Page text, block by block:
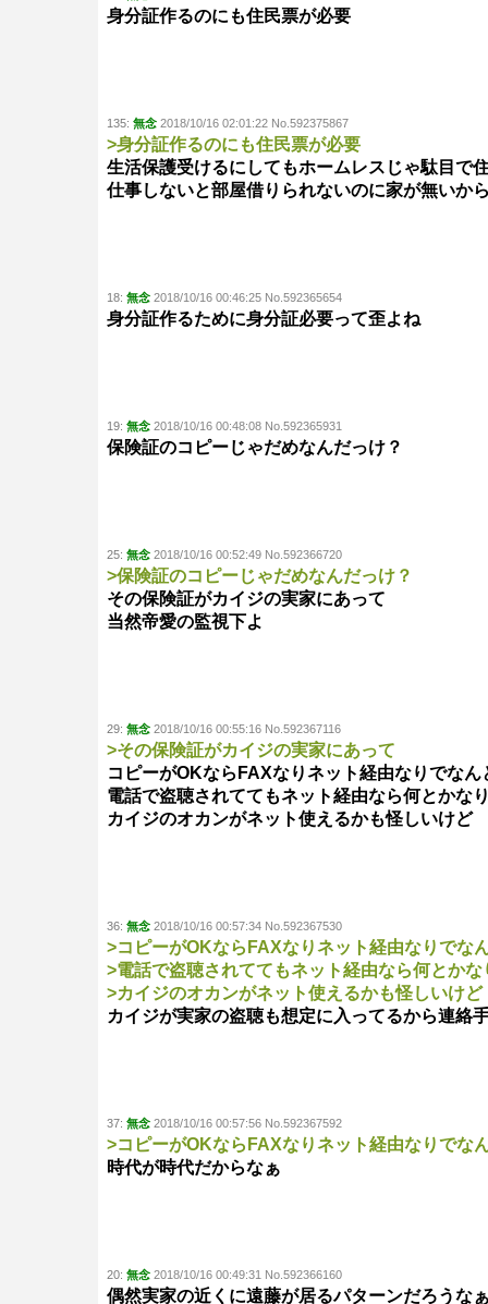
身分証作るのにも住民票が必要
135: 無念 2018/10/16 02:01:22 No.592375867
>身分証作るのにも住民票が必要
生活保護受けるにしてもホームレスじゃ駄目で
仕事しないと部屋借りられないのに家が無いか
18: 無念 2018/10/16 00:46:25 No.592365654
身分証作るために身分証必要って歪よね
19: 無念 2018/10/16 00:48:08 No.592365931
保険証のコピーじゃだめなんだっけ？
25: 無念 2018/10/16 00:52:49 No.592366720
>保険証のコピーじゃだめなんだっけ？
その保険証がカイジの実家にあって
当然帝愛の監視下よ
29: 無念 2018/10/16 00:55:16 No.592367116
>その保険証がカイジの実家にあって
コピーがOKならFAXなりネット経由なりでな
電話で盗聴されててもネット経由なら何とかな
カイジのオカンがネット使えるかも怪しいけど
36: 無念 2018/10/16 00:57:34 No.592367530
>コピーがOKならFAXなりネット経由なりでな
>電話で盗聴されててもネット経由なら何とか
>カイジのオカンがネット使えるかも怪しいけど
カイジが実家の盗聴も想定に入ってるから連絡
37: 無念 2018/10/16 00:57:56 No.592367592
>コピーがOKならFAXなりネット経由なりでな
時代が時代だからなぁ
20: 無念 2018/10/16 00:49:31 No.592366160
偶然実家の近くに遠藤が居るパターンだろうな